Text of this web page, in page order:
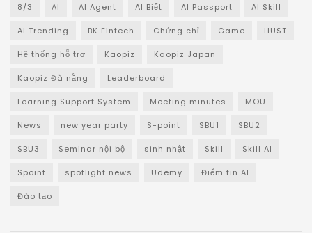
8/3 AI AI Agent AI Biết AI Passport AI Skill
AI Trending BK Fintech Chứng chỉ Game HUST
Hệ thống hỗ trợ Kaopiz Kaopiz Japan
Kaopiz Đà nẵng Leaderboard
Learning Support System Meeting minutes MOU
News new year party S-point SBU1 SBU2
SBU3 Seminar nội bộ sinh nhật Skill Skill AI
Spoint spotlight news Udemy Điểm tin AI
Đào tạo